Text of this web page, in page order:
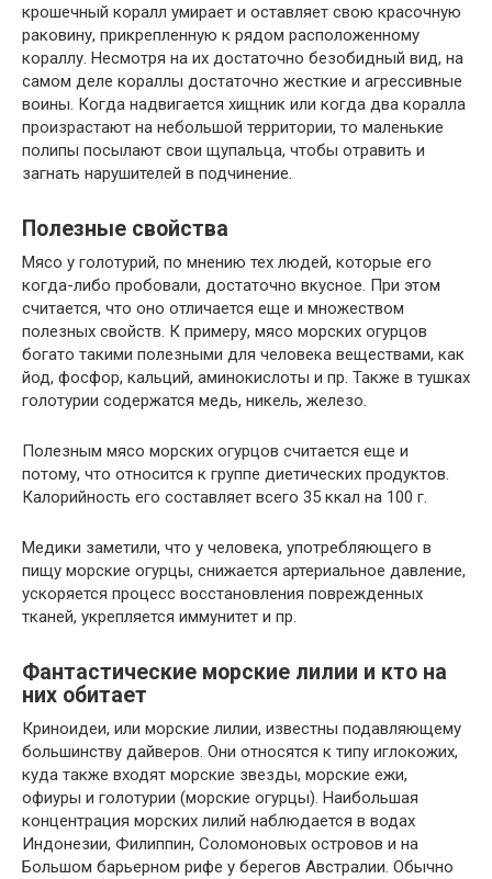
крошечный коралл умирает и оставляет свою красочную
раковину, прикрепленную к рядом расположенному
кораллу. Несмотря на их достаточно безобидный вид, на
самом деле кораллы достаточно жесткие и агрессивные
воины. Когда надвигается хищник или когда два коралла
произрастают на небольшой территории, то маленькие
полипы посылают свои щупальца, чтобы отравить и
загнать нарушителей в подчинение.
Полезные свойства
Мясо у голотурий, по мнению тех людей, которые его
когда-либо пробовали, достаточно вкусное. При этом
считается, что оно отличается еще и множеством
полезных свойств. К примеру, мясо морских огурцов
богато такими полезными для человека веществами, как
йод, фосфор, кальций, аминокислоты и пр. Также в тушках
голотурии содержатся медь, никель, железо.
Полезным мясо морских огурцов считается еще и
потому, что относится к группе диетических продуктов.
Калорийность его составляет всего 35 ккал на 100 г.
Медики заметили, что у человека, употребляющего в
пищу морские огурцы, снижается артериальное давление,
ускоряется процесс восстановления поврежденных
тканей, укрепляется иммунитет и пр.
Фантастические морские лилии и кто на
них обитает
Криноидеи, или морские лилии, известны подавляющему
большинству дайверов. Они относятся к типу иглокожих,
куда также входят морские звезды, морские ежи,
офиуры и голотурии (морские огурцы). Наибольшая
концентрация морских лилий наблюдается в водах
Индонезии, Филиппин, Соломоновых островов и на
Большом барьерном рифе у берегов Австралии. Обычно